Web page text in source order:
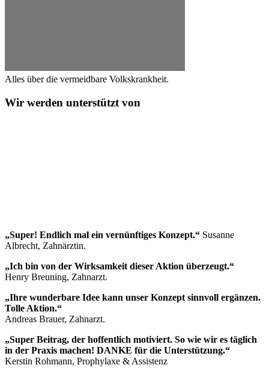
Alles über die vermeidbare Volkskrankheit.
Wir werden unterstützt von
„Super! Endlich mal ein vernünftiges Konzept.“ Susanne
Albrecht, Zahnärztin.
„Ich bin von der Wirksamkeit dieser Aktion überzeugt.“
Henry Breuning, Zahnarzt.
„Ihre wunderbare Idee kann unser Konzept sinnvoll ergänzen.
Tolle Aktion.“
Andreas Brauer, Zahnarzt.
„Super Beitrag, der hoffentlich motiviert. So wie wir es täglich
in der Praxis machen! DANKE für die Unterstützung.“
Kerstin Rohmann, Prophylaxe & Assistenz